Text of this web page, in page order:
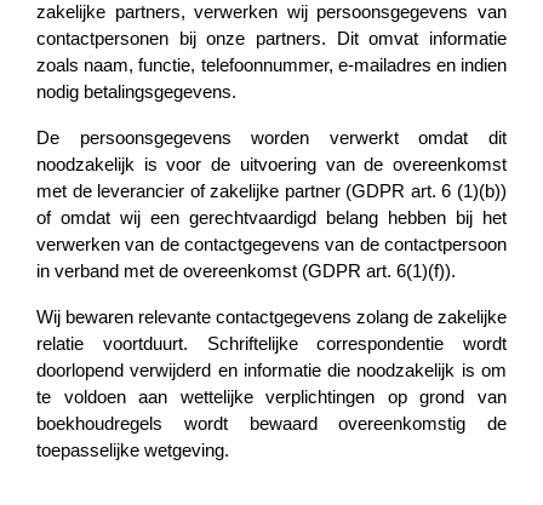
zakelijke partners, verwerken wij persoonsgegevens van
contactpersonen bij onze partners. Dit omvat informatie
zoals naam, functie, telefoonnummer, e-mailadres en indien
nodig betalingsgegevens.
De persoonsgegevens worden verwerkt omdat dit
noodzakelijk is voor de uitvoering van de overeenkomst
met de leverancier of zakelijke partner (GDPR art. 6 (1)(b))
of omdat wij een gerechtvaardigd belang hebben bij het
verwerken van de contactgegevens van de contactpersoon
in verband met de overeenkomst (GDPR art. 6(1)(f)).
Wij bewaren relevante contactgegevens zolang de zakelijke
relatie voortduurt. Schriftelijke correspondentie wordt
doorlopend verwijderd en informatie die noodzakelijk is om
te voldoen aan wettelijke verplichtingen op grond van
boekhoudregels wordt bewaard overeenkomstig de
toepasselijke wetgeving.